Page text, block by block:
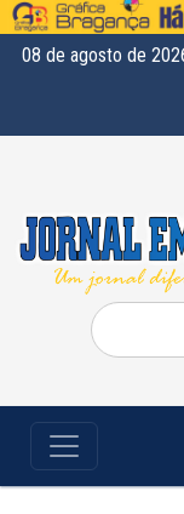
08 de agosto de
Pesquisar
por: